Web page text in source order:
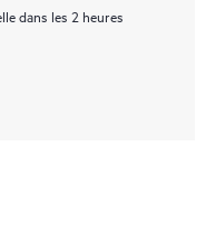
dans les 2 heures